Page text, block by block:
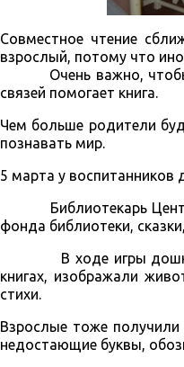
Совместное чтение
взрослый, потому что
Очень важно, чтобы
связей помогает книга.
Чем больше родители
познавать мир.
5 марта у
Библиотекарь Центра
фонда библиотеки,
В ходе игры
книгах, изображали
стихи.
Взрослые тоже
недостающие буквы,